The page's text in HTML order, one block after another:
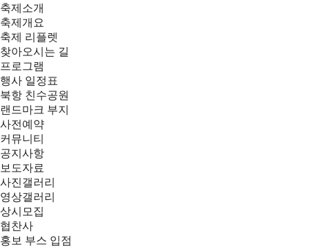
축제소개
축제개요
축제 리플렛
찾아오시는 길
프로그램
행사 일정표
북항 친수공원
랜드마크 부지
사전예약
커뮤니티
공지사항
보도자료
사진갤러리
영상갤러리
상시모집
협찬사
홍보 부스 입점